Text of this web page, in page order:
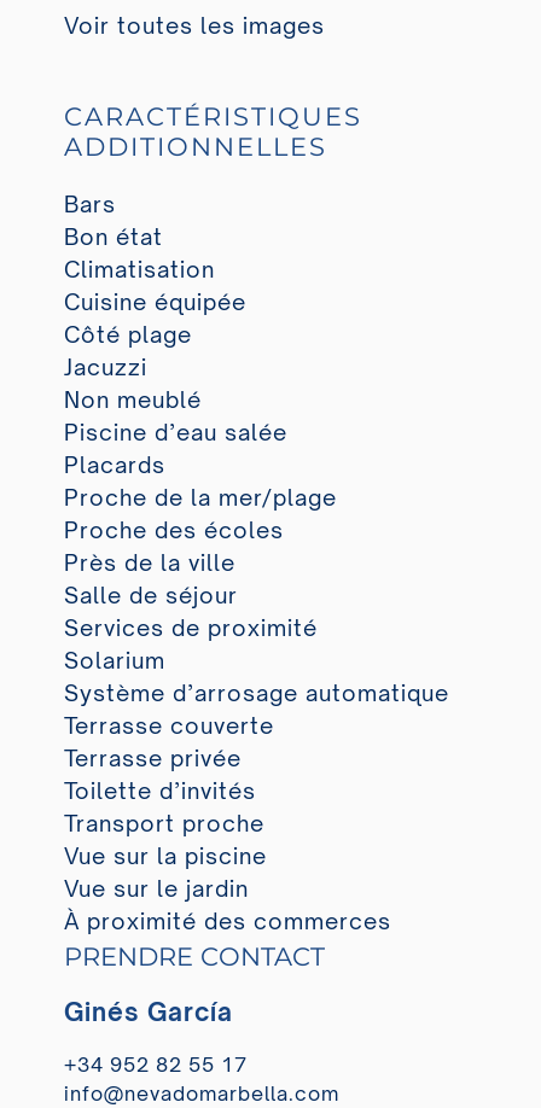
Voir toutes les images
CARACTÉRISTIQUES
ADDITIONNELLES
Bars
Bon état
Climatisation
Cuisine équipée
Côté plage
Jacuzzi
Non meublé
Piscine d’eau salée
Placards
Proche de la mer/plage
Proche des écoles
Près de la ville
Salle de séjour
Services de proximité
Solarium
Système d’arrosage automatique
Terrasse couverte
Terrasse privée
Toilette d’invités
Transport proche
Vue sur la piscine
Vue sur le jardin
À proximité des commerces
PRENDRE CONTACT
Ginés García
+34 952 82 55 17
info@nevadomarbella.com